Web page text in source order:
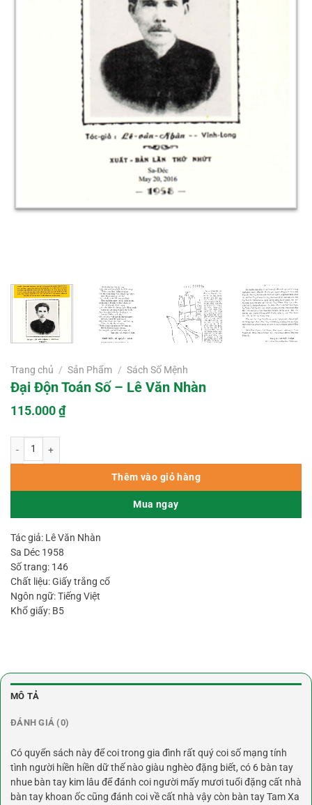
Trang chủ / Sản Phẩm / Sách Số Mệnh
Đại Độn Toán Số – Lê Văn Nhàn
115.000₫
Thêm vào giỏ hàng
Mua ngay
Tác giả: Lê Văn Nhàn
Sa Déc 1958
Số trang: 146
Chất liệu: Giấy trắng cổ
Ngôn ngữ: Tiếng Việt
Khổ giấy: B5
MÔ TẢ
ĐÁNH GIÁ (0)
Có quyển sách này để coi trong gia đình rất quý coi số mạng tính
tình người hiền hiền dữ thế nào giàu nghèo đặng biết, có 6 bàn tay
nhue bàn tay kim lâu để đánh coi người mấy mươi tuổi đặng cất nhà
bàn tay khoan ốc cũng đánh coi về cất nhà vậy còn bàn tay Tam Xa